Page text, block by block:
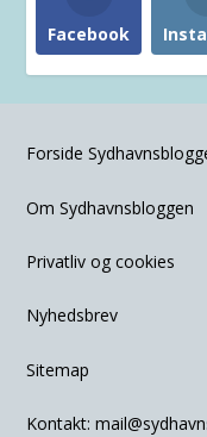
Facebook
Forside
Om Sydhavnsbloggen
Privatliv og cookies
Nyhedsbrev
Sitemap
Kontakt: